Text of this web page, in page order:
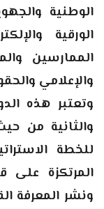
الوطنية
الورقية
الممارسين
والإعلامي
وتعتبر هذه
والثانية من
للخطة
المرتكزة على
ونشر المعرفة